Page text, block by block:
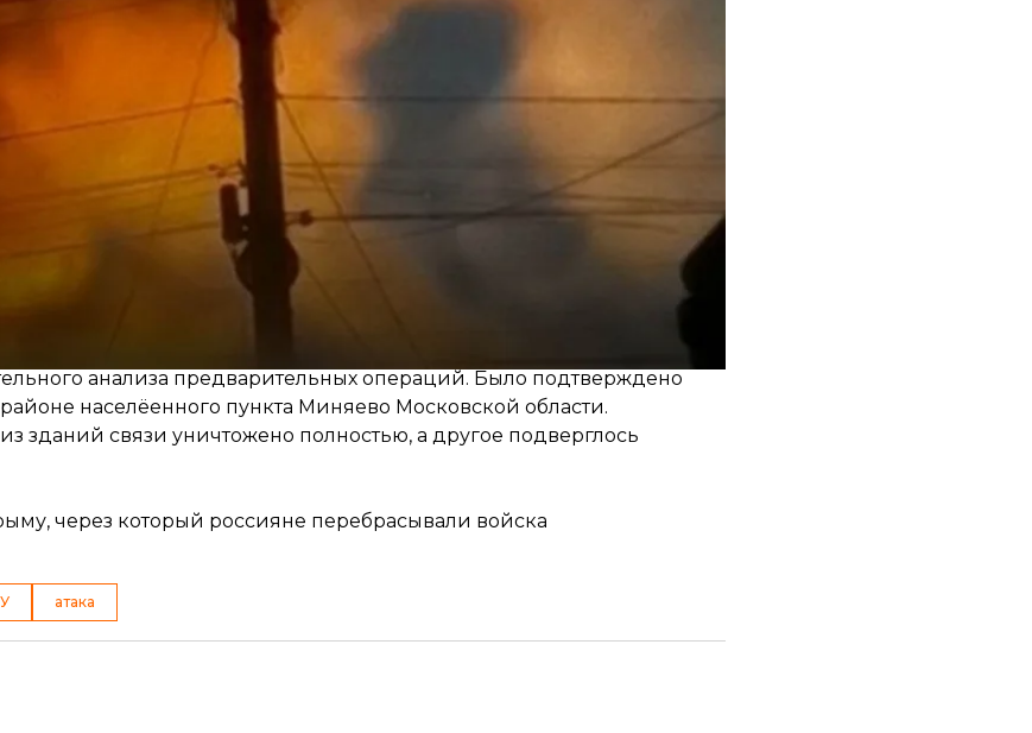
оккупантов в районах Гуляйполя Запорожской области,
рф. В районе Великой Новоселки в Донецкой области удалось
борьбы.
анализа предварительных операций. Было подтверждено
населёенного пункта Миняево Московской области.
зданий связи уничтожено полностью, а другое подверглось
через который россияне перебрасывали войска
атака